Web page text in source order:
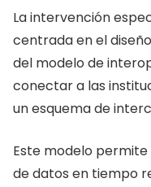
La intervención
centrada en el
del modelo de
conectar a las
un esquema de
Este modelo
de datos en tiempo